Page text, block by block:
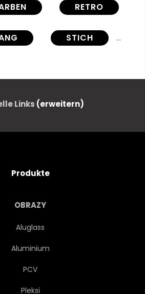
RETRO
STICH
CARTOONS
BILD
ABBILDUNG
Links (erweitern)
Produkte
OBRAZY
Aluglass
Aluminium
PCV
Pleksi